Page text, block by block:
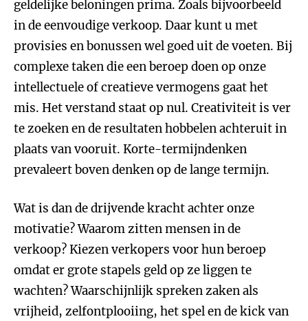
geldelijke beloningen prima. Zoals bijvoorbeeld
in de eenvoudige verkoop. Daar kunt u met
provisies en bonussen wel goed uit de voeten. Bij
complexe taken die een beroep doen op onze
intellectuele of creatieve vermogens gaat het
mis. Het verstand staat op nul. Creativiteit is ver
te zoeken en de resultaten hobbelen achteruit in
plaats van vooruit. Korte-termijndenken
prevaleert boven denken op de lange termijn.
Wat is dan de drijvende kracht achter onze
motivatie? Waarom zitten mensen in de
verkoop? Kiezen verkopers voor hun beroep
omdat er grote stapels geld op ze liggen te
wachten? Waarschijnlijk spreken zaken als
vrijheid, zelfontplooiing, het spel en de kick van